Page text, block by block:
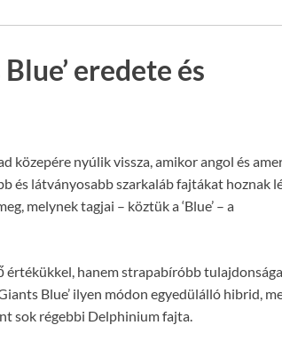
eredete és
közepére nyúlik vissza, amikor angol és
és látványosabb szarkaláb fajtákat hoznak
melynek tagjai – köztük a ‘Blue’ – a
értékükkel, hanem strapabíróbb
Blue’ ilyen módon egyedülálló hibrid,
sok régebbi Delphinium fajta.